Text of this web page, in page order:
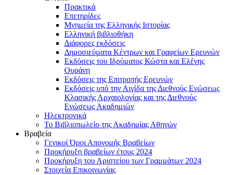
Πρακτικά
Επετηρίδες
Μνημεία της Ελληνικής Ιστορίας
Ελληνική βιβλιοθήκη
Διάφορες εκδόσεις
Δημοσιεύματα Κέντρων και Γραφείων Ερευνών
Εκδόσεις του Ιδρύματος Κώστα και Ελένης
Ουράνη
Εκδόσεις της Επιτροπής Ερευνών
Εκδόσεις υπό την Αιγίδα της Διεθνούς Ενώσεως
Κλασικής Αρχαιολογίας και της Διεθνούς
Ενώσεως Ακαδημιών
Ηλεκτρονικά
Το Βιβλιοπωλείο της Ακαδημίας Αθηνών
Βραβεία
Γενικοί Όροι Απονομής Βραβείων
Προκήρυξη βραβείων έτους 2024
Προκήρυξη του Αριστείου των Γραμμάτων 2024
Στοιχεία Επικοινωνίας